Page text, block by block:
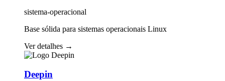
sistema-operacional
Base sólida para sistemas operacionais Linux
Ver detalhes →
Deepin